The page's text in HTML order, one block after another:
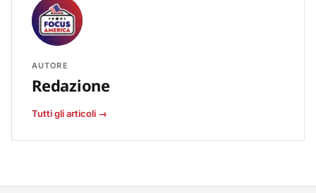
AUTORE
Redazione
Tutti gli articoli →